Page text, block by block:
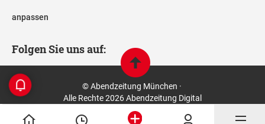
anpassen
Folgen Sie uns auf:
© Abendzeitung München ·
Alle Rechte 2026 Abendzeitung Digital